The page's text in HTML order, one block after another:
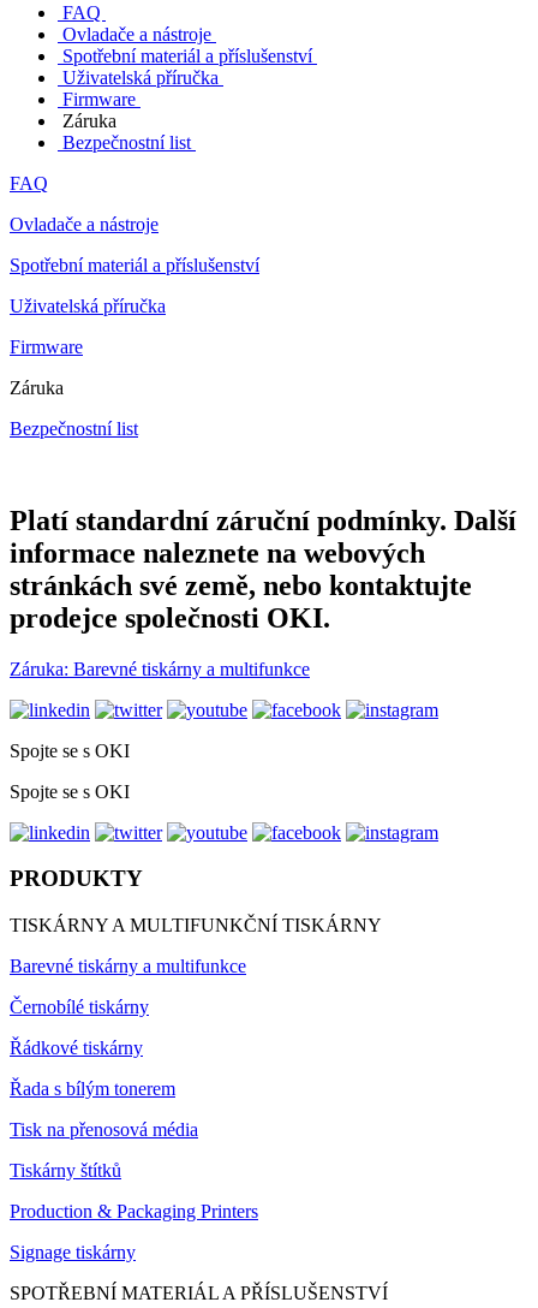
FAQ
Ovladače a nástroje
Spotřební materiál a příslušenství
Uživatelská příručka
Firmware
Záruka
Bezpečnostní list
FAQ
Ovladače a nástroje
Spotřební materiál a příslušenství
Uživatelská příručka
Firmware
Záruka
Bezpečnostní list
Platí standardní záruční podmínky. Další
informace naleznete na webových
stránkách své země, nebo kontaktujte
prodejce společnosti OKI.
Záruka: Barevné tiskárny a multifunkce
Spojte se s OKI
Spojte se s OKI
PRODUKTY
TISKÁRNY A MULTIFUNKČNÍ TISKÁRNY
Barevné tiskárny a multifunkce
Černobílé tiskárny
Řádkové tiskárny
Řada s bílým tonerem
Tisk na přenosová média
Tiskárny štítků
Production & Packaging Printers
Signage tiskárny
SPOTŘEBNÍ MATERIÁL A PŘÍSLUŠENSTVÍ